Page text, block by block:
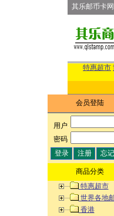
其乐邮币卡网
特惠超市
会员登陆
用户:
密码:
商品分类
特惠超市
世界各地
香港